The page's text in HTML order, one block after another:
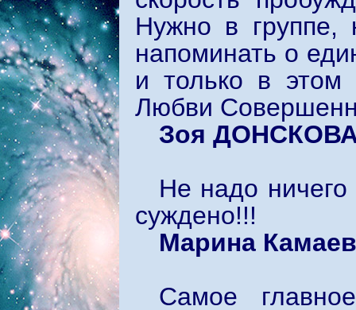
Нужно в группе,
напоминать о
и только в
Любви
Зоя
Не надо
суждено!!!
Марина
Самое